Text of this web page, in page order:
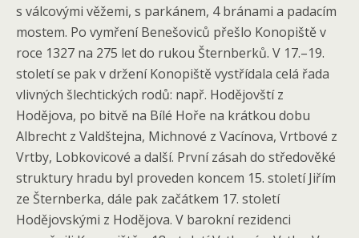
s válcovými věžemi, s parkánem, 4 bránami a padacím
mostem. Po vymření Benešoviců přešlo Konopiště v
roce 1327 na 275 let do rukou Šternberků. V 17.–19.
století se pak v držení Konopiště vystřídala celá řada
vlivných šlechtických rodů: např. Hodějovští z
Hodějova, po bitvě na Bílé Hoře na krátkou dobu
Albrecht z Valdštejna, Michnové z Vacínova, Vrtbové z
Vrtby, Lobkovicové a další. První zásah do středověké
struktury hradu byl proveden koncem 15. století Jiřím
ze Šternberka, dále pak začátkem 17. století
Hodějovskými z Hodějova. V barokní rezidenci